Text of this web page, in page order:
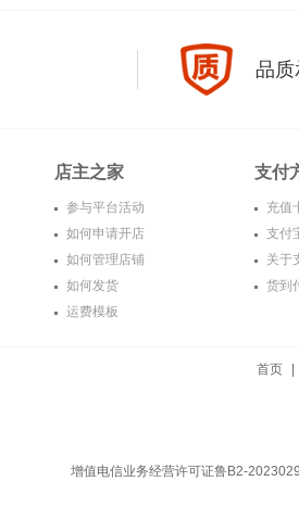
品
店主之家
参与平台活动
如何申请开店
如何管理店铺
如何发货
运费模板
支付
充值
支付
关于
货到
首页
增值电信业务经营许可证鲁B2-